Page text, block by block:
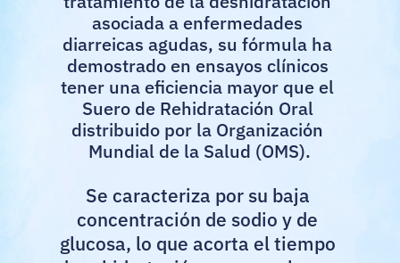
asociada a enfermedades
diarreicas agudas, su fórmula ha
demostrado en ensayos clínicos
tener una eficiencia mayor que el
Suero de Rehidratación Oral
distribuido por la Organización
Mundial de la Salud (OMS).
Se caracteriza por su baja
concentración de sodio y de
glucosa, lo que acorta el tiempo